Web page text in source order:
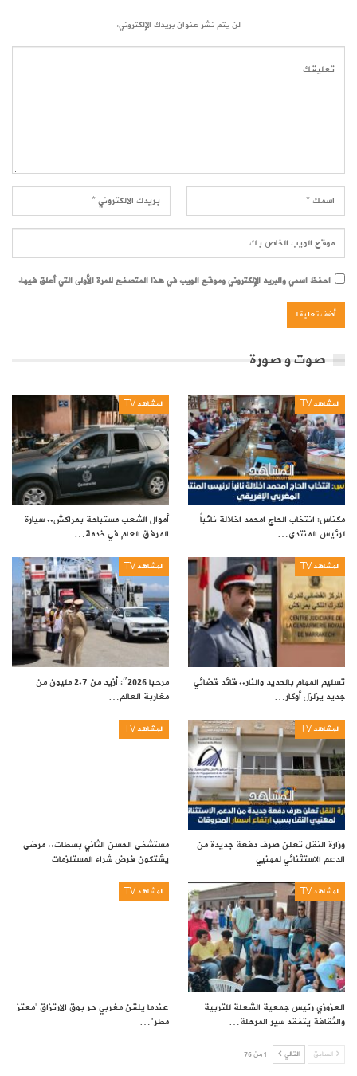
لن يتم نشر عنوان بريدك الإلكتروني.
احفظ اسمي والبريد الإلكتروني وموقع الويب في هذا المتصفح للمرة الأولى التي أعلق فيها.
صوت و صورة
المشاهد TV
مكناس: انتخاب الحاج امحمد اخلالة نائباً
لرئيس المنتدى…
المشاهد TV
أموال الشعب مستباحة بمراكش.. سيارة
المرفق العام في خدمة…
المشاهد TV
تسليم المهام بالحديد والنار.. قائد قضائي
جديد يزلزل أوكار…
المشاهد TV
مرحبا 2026″: أزيد من 2.7 مليون من
مغاربة العالم…
المشاهد TV
وزارة النقل تعلن صرف دفعة جديدة من
الدعم الاستثنائي لمهنيي…
المشاهد TV
مستشفى الحسن الثاني بسطات.. مرضى
يشتكون فرض شراء المستلزمات…
المشاهد TV
العزوزي رئيس جمعية الشعلة للتربية
والثقافة يتفقد سير المرحلة…
المشاهد TV
عندما يلقن مغربي حر بوق الارتزاق “معتز
مطر”…
السابق التالي 1 من 76